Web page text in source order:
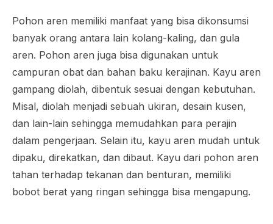
Pohon aren memiliki manfaat yang bisa dikonsumsi
banyak orang antara lain kolang-kaling, dan gula
aren. Pohon aren juga bisa digunakan untuk
campuran obat dan bahan baku kerajinan. Kayu aren
gampang diolah, dibentuk sesuai dengan kebutuhan.
Misal, diolah menjadi sebuah ukiran, desain kusen,
dan lain-lain sehingga memudahkan para perajin
dalam pengerjaan. Selain itu, kayu aren mudah untuk
dipaku, direkatkan, dan dibaut. Kayu dari pohon aren
tahan terhadap tekanan dan benturan, memiliki
bobot berat yang ringan sehingga bisa mengapung.